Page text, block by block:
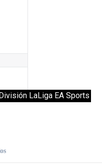
LaLiga EA Sports